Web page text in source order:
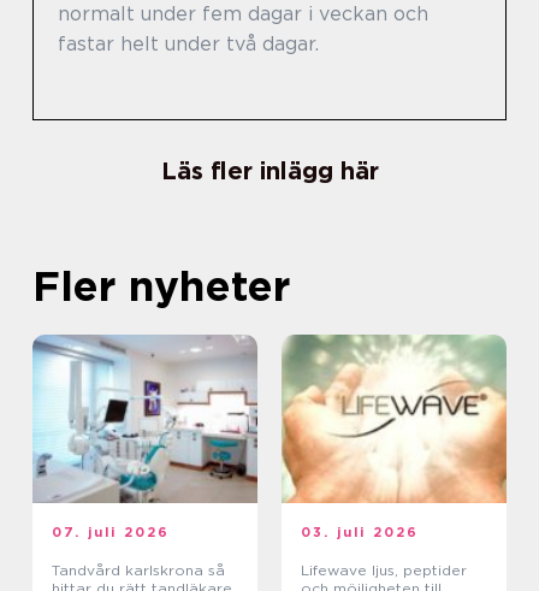
normalt under fem dagar i veckan och
fastar helt under två dagar.
Läs fler inlägg här
Fler nyheter
07. juli 2026
Tandvård karlskrona så
03. juli 2026
Lifewave ljus, peptider